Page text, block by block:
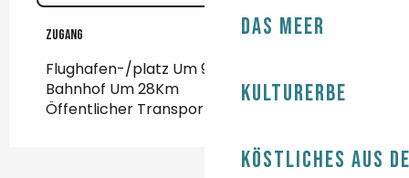
Das Meer
Kulturerbe
Köstliches aus
Zugang
Zugang
Flughafen-/platz Um 95Km
Bahnhof Um 28Km
Öffentlicher Transport Um 2Km